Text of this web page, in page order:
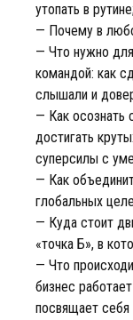
утопать в
— Почему в
— Что нужно для
командой: как
слышали и
— Как осознать
достигать
суперсилы с
— Как
глобальных
— Куда стоит
«точка Б», в
— Что
бизнес
посвящает